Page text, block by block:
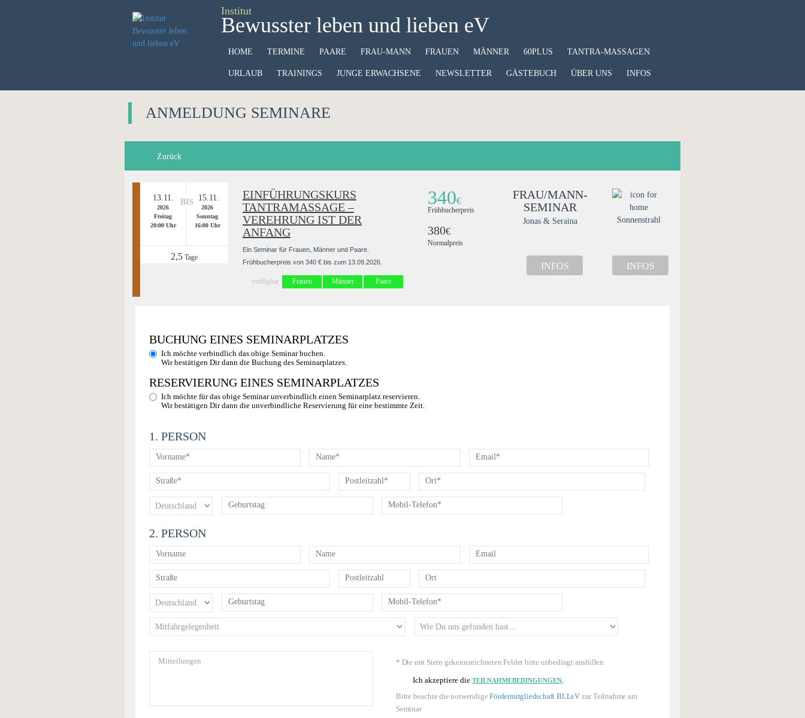
Institut
Bewusster leben und lieben eV
HOME TERMINE PAARE FRAU-MANN FRAUEN MÄNNER 60PLUS TANTRA-MASSAGEN
URLAUB TRAININGS JUNGE ERWACHSENE NEWSLETTER GÄSTEBUCH ÜBER UNS INFOS
ANMELDUNG SEMINARE
Zurück
13.11.
2026
Freitag
20:00 Uhr
15.11.
2026
Sonntag
16:00 Uhr
2,5 Tage
BIS
EINFÜHRUNGSKURS
TANTRAMASSAGE –
VEREHRUNG IST DER
ANFANG
Ein Seminar für Frauen, Männer und Paare.
Frühbucherpreis von 340 € bis zum 13.09.2026.
verfügbar Frauen Männer Paare
340€
Frühbucherpreis
380€
Normalpreis
FRAU/MANN-
SEMINAR
Jonas & Seraina
INFOS
Sonnenstrahl
INFOS
BUCHUNG EINES SEMINARPLATZES
Ich möchte verbindlich das obige Seminar buchen.
Wir bestätigen Dir dann die Buchung des Seminarplatzes.
RESERVIERUNG EINES SEMINARPLATZES
Ich möchte für das obige Seminar unverbindlich einen Seminarplatz reservieren.
Wir bestätigen Dir dann die unverbindliche Reservierung für eine bestimmte Zeit.
1. PERSON
2. PERSON
* Die mit Stern gekennzeichneten Felder bitte unbedingt ausfüllen
Ich akzeptiere die TEILNAHMEBEDINGUNGEN.
Bitte beachte die notwendigeFördermitgliedschaft BLLeV zur Teilnahme am
Seminar